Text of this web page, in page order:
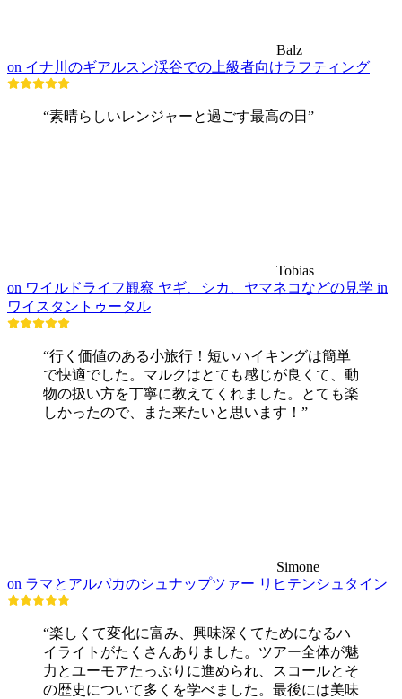
Balz
on イナ川のギアルスン渓谷での上級者向けラフティング
“素晴らしいレンジャーと過ごす最高の日”
Tobias
on ワイルドライフ観察 ヤギ、シカ、ヤマネコなどの見学 in
ワイスタントゥータル
“行く価値のある小旅行！短いハイキングは簡単
で快適でした。マルクはとても感じが良くて、動
物の扱い方を丁寧に教えてくれました。とても楽
しかったので、また来たいと思います！”
Simone
on ラマとアルパカのシュナップツァー リヒテンシュタイン
“楽しくて変化に富み、興味深くてためになるハ
イライトがたくさんありました。ツアー全体が魅
力とユーモアたっぷりに進められ、スコールとそ
の歴史について多くを学べました。最後には美味